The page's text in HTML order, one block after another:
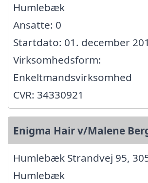
Humlebæk
Ansatte: 0
Startdato: 01. december
Virksomhedsform:
Enkeltmandsvirksomhed
CVR: 34330921
Enigma Hair v/Malene
Humlebæk Strandvej 95,
Humlebæk